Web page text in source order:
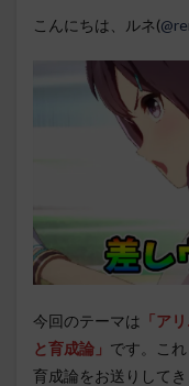
こんにちは、ルネ(
今回のテーマは 「ア
と育成論」 です。こ
育成論をお送りしてき